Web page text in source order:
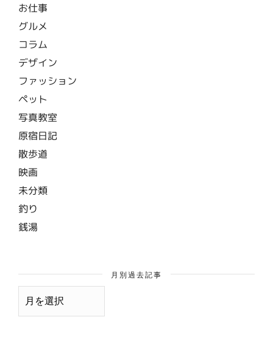
お仕事
グルメ
コラム
デザイン
ファッション
ペット
写真教室
原宿日記
散歩道
映画
未分類
釣り
銭湯
月別過去記事
月